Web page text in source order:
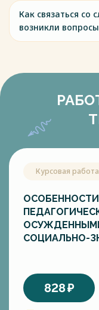
Как связаться со
возникли
Курсовая работа
СОЦИАЛЬНО-
828₽